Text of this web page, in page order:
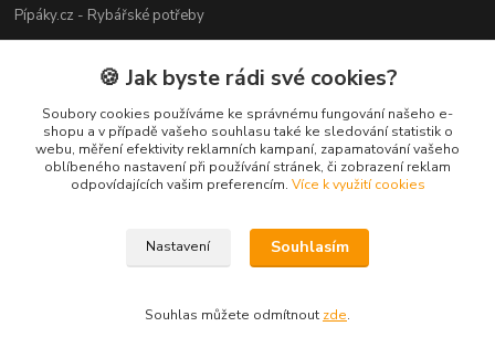
Pípáky.cz - Rybářské potřeby
Zákaznická podpora
+420 777 789 055
(Po-Pá 9:00-18:00)
info@pipaky.cz
Copyright 2018 - 2026 © Pípáky.cz
🍪 Jak byste rádi své cookies?
Soubory cookies používáme ke správnému fungování našeho e-
shopu a v případě vašeho souhlasu také ke sledování statistik o
webu, měření efektivity reklamních kampaní, zapamatování vašeho
oblíbeného nastavení při používání stránek, či zobrazení reklam
odpovídajících vašim preferencím. Více k využití cookies
Nastavení Souhlasím
Souhlas můžete odmítnout zde.